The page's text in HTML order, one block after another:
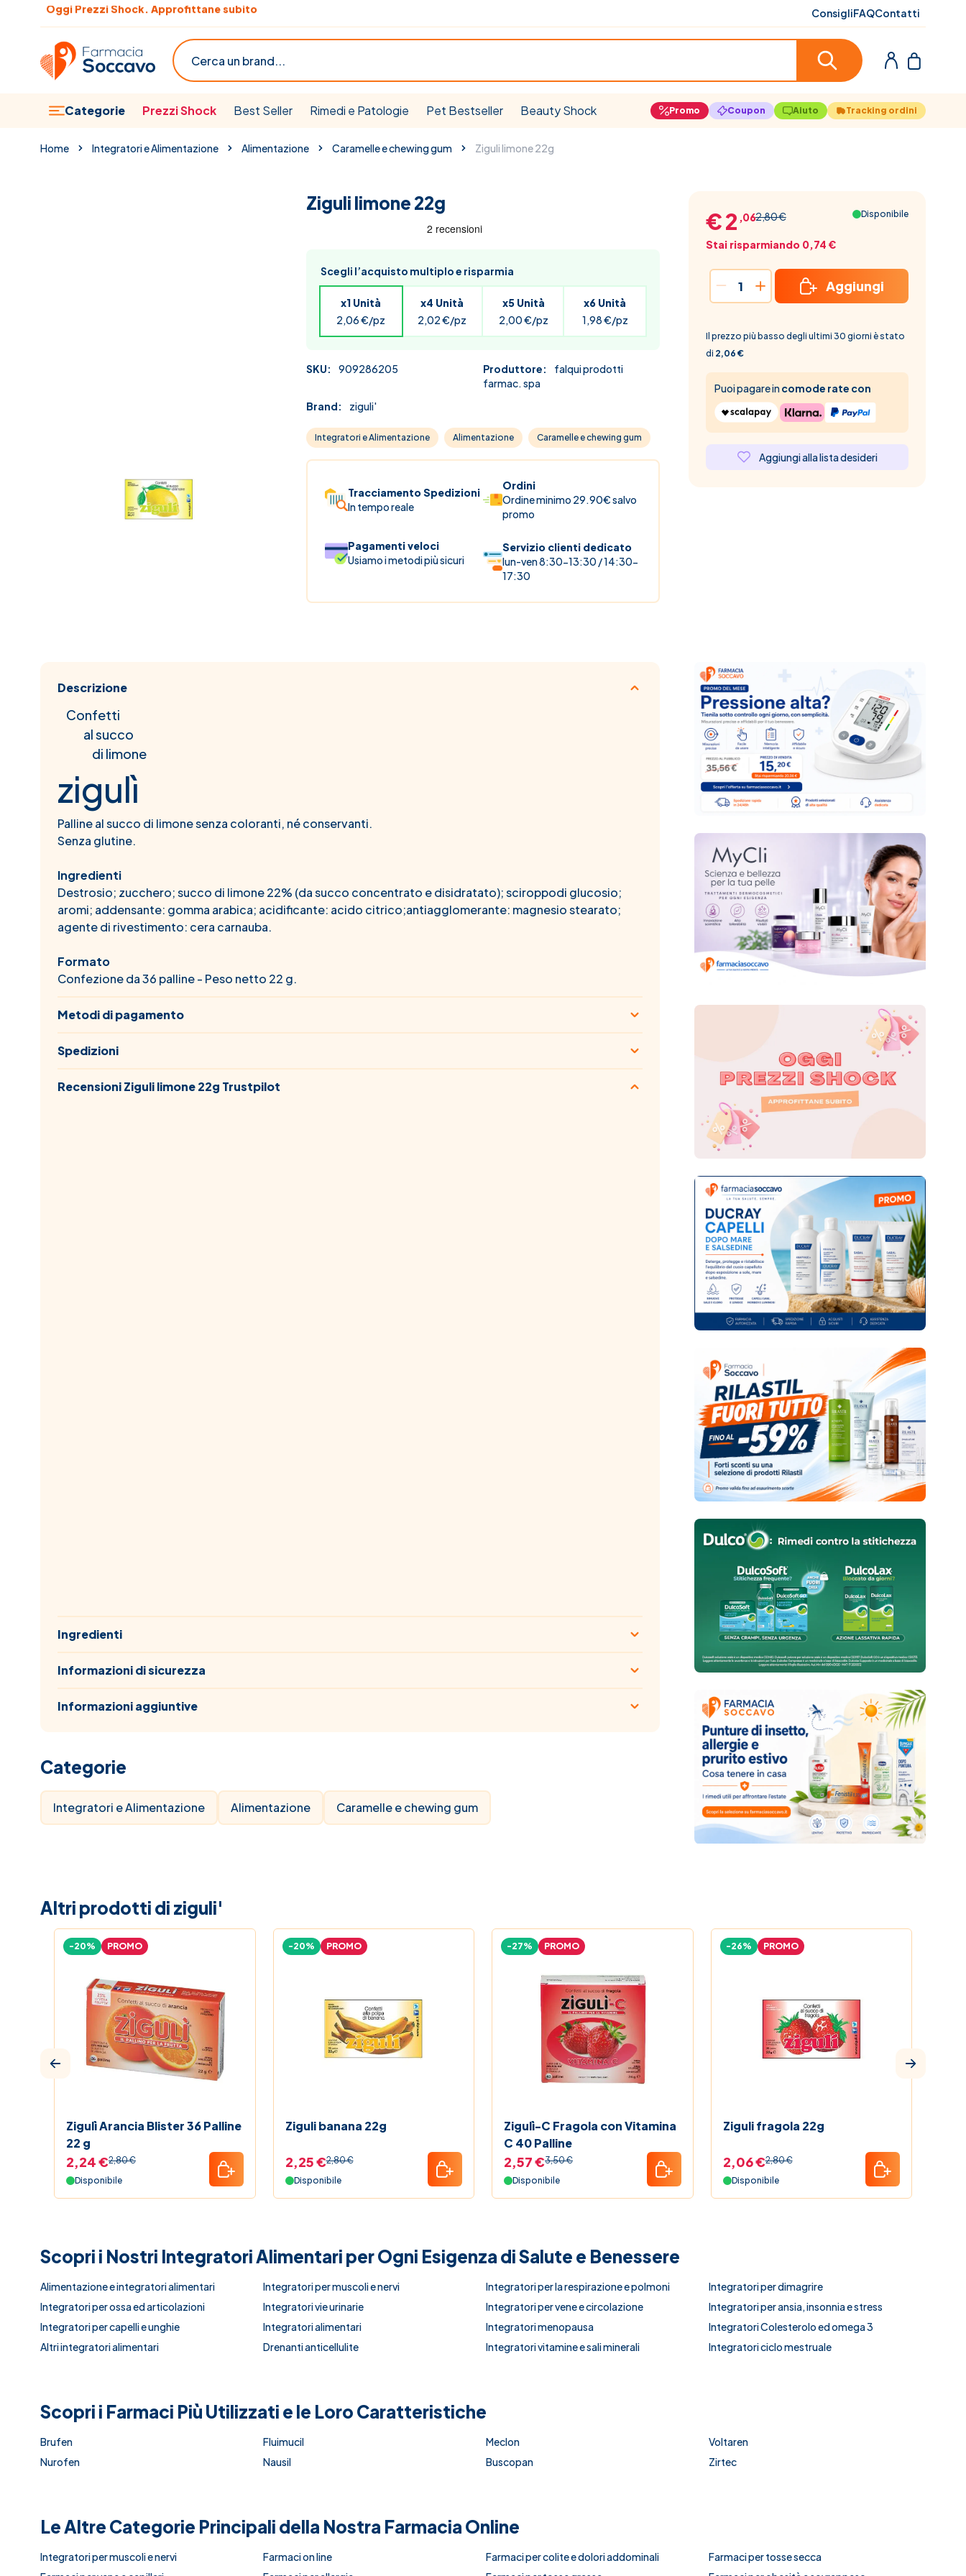
Salta al contenuto
Scopri le offerte del mese ConsigliFAQContatti
Categorie Prezzi Shock Best Seller Rimedi e Patologie Pet Bestseller Beauty Shock Promo Coupon Aiuto Tracking ordini
Cerca
Home Integratori e Alimentazione Alimentazione Caramelle e chewing gum Ziguli limone 22g
Ziguli limone 22g
Scegli l’acquisto multiplo e risparmia
x1 Unità
2,06 €/pz
x4 Unità
2,02 €/pz
x5 Unità
2,00 €/pz
x6 Unità
1,98 €/pz
SKU: 909286205 Produttore:
falqui prodotti
farmac. spa
Brand:
ziguli'
Integratori e Alimentazione Alimentazione Caramelle e chewing gum
Tracciamento Spedizioni
In tempo reale
Ordini
Ordine minimo 29.90€ salvo
promo
Pagamenti veloci
Usiamo i metodi più sicuri
Servizio clienti dedicato
lun-ven 8:30-13:30 / 14:30-
17:30
2,80 €
€ 2 ,06
Stai risparmiando 0,74 €
Disponibile
Aggiungi
Il prezzo più basso degli ultimi 30 giorni è stato
di 2,06 €
Puoi pagare incomode rate con
Aggiungi alla lista desideri
Descrizione
Confetti
al succo
di limone
zigulì
Palline al succo di limone senza coloranti, né conservanti.
Senza glutine.
Ingredienti
Destrosio; zucchero; succo di limone 22% (da succo concentrato e disidratato); sciroppodi glucosio;
aromi; addensante: gomma arabica; acidificante: acido citrico;antiagglomerante: magnesio stearato;
agente di rivestimento: cera carnauba.
Formato
Confezione da 36 palline - Peso netto 22 g.
Metodi di pagamento
Spedizioni
Recensioni Ziguli limone 22g Trustpilot
Ingredienti
Informazioni di sicurezza
Informazioni aggiuntive
Categorie
Integratori e Alimentazione Alimentazione Caramelle e chewing gum
Altri prodotti di ziguli'
Zigulì Arancia Blister 36 Palline
22 g
-20% PROMO
2,24 €2,80 €
Disponibile
Ziguli banana 22g
-20% PROMO
2,25 €2,80 €
Disponibile
Zigulì-C Fragola con Vitamina
C 40 Palline
-27% PROMO
2,57 €3,50 €
Disponibile
Ziguli fragola 22g
-26% PROMO
2,06 €2,80 €
Disponibile
Scopri i Nostri Integratori Alimentari per Ogni Esigenza di Salute e Benessere
Alimentazione e integratori alimentari Integratori per muscoli e nervi Integratori per la respirazione e polmoni
Integratori per dimagrire
Integratori per ossa ed articolazioni
Integratori vie urinarie Integratori per vene e circolazione
Integratori per ansia, insonnia e stress
Integratori per capelli e unghie
Integratori alimentari Integratori menopausa
Integratori Colesterolo ed omega 3
Altri integratori alimentari
Drenanti anticellulite Integratori vitamine e sali minerali Integratori ciclo mestruale
Scopri i Farmaci Più Utilizzati e le Loro Caratteristiche
Brufen Fluimucil Meclon
Voltaren
Nurofen
Nausil Buscopan Zirtec
Le Altre Categorie Principali della Nostra Farmacia Online
Integratori per muscoli e nervi Farmaci on line Farmaci per colite e dolori addominali
Farmaci per tosse secca